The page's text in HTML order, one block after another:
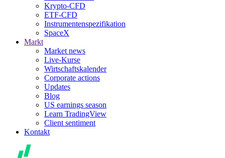
Krypto-CFD
ETF-CFD
Instrumentenspezifikation
SpaceX
Markt
Market news
Live-Kurse
Wirtschaftskalender
Corporate actions
Updates
Blog
US earnings season
Learn TradingView
Client sentiment
Kontakt